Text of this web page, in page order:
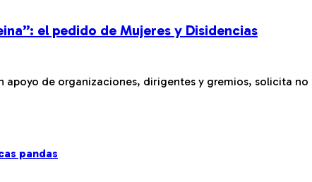
el pedido de Mujeres y Disidencias
de organizaciones, dirigentes y gremios, solicita
pandas